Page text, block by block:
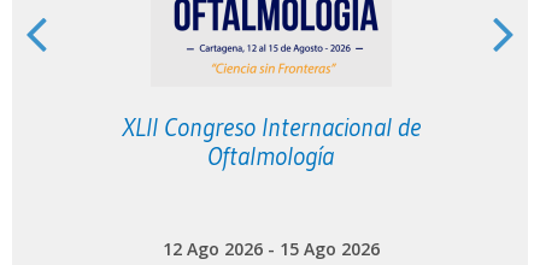
XLII Congreso Internacional de
Oftalmología
12 Ago 2026 - 15 Ago 2026